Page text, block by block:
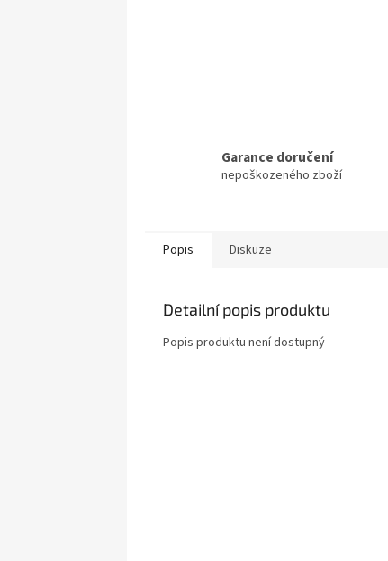
Garance doručení
nepoškozeného zboží
Popis Diskuze
Detailní popis produktu
Popis produktu není dostupný